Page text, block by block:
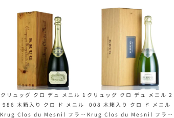
クリュッグ クロ デュ メニル 1
986 木箱入り クロ ド メニル
Krug Clos du Mesnil フラン
クリュッグ クロ デュ メニル 2
008 木箱入り クロ ド メニル
Krug Clos du Mesnil フラン